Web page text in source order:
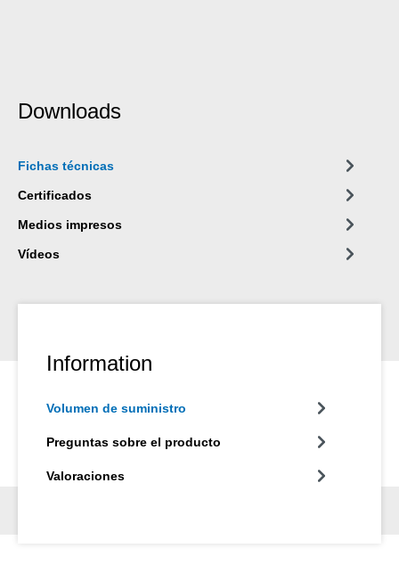
Downloads
Fichas técnicas
Certificados
Medios impresos
Vídeos
Information
Volumen de suministro
Preguntas sobre el producto
Valoraciones